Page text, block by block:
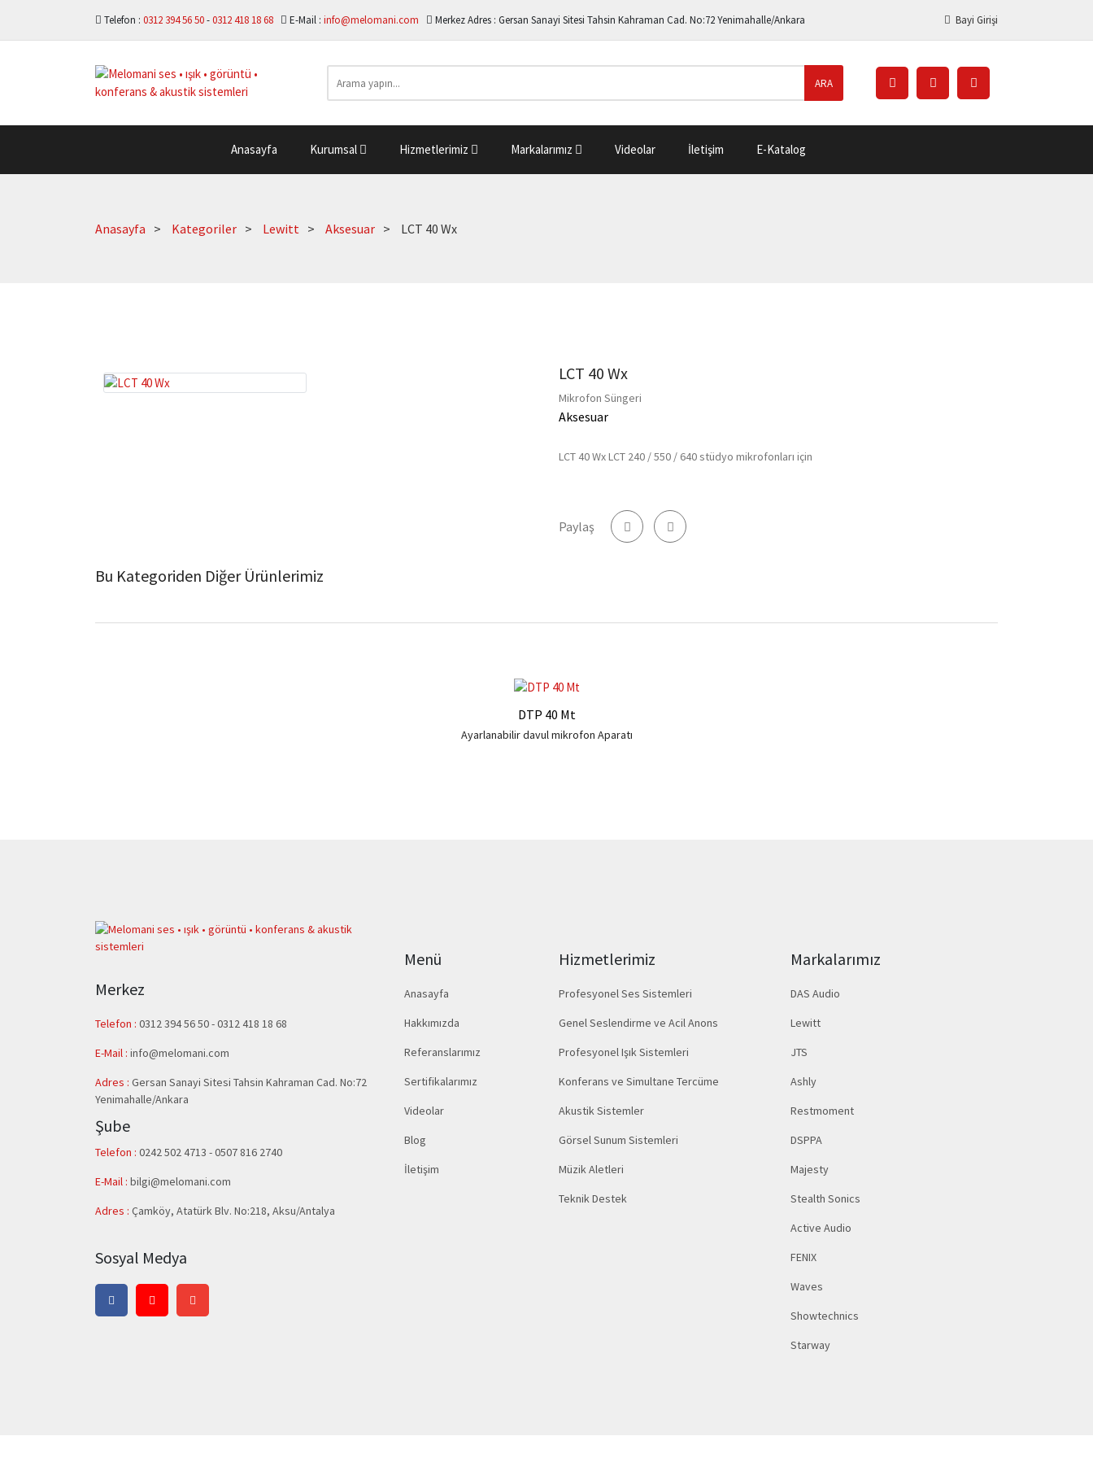
Telefon : 0312 394 56 50-0312 418 18 68 E-Mail : info@melomani.com Merkez Adres : Gersan Sanayi Sitesi Tahsin Kahraman Cad. No:72 Yenimahalle/Ankara Bayi Girişi
ARA
Anasayfa Kurumsal Hizmetlerimiz Markalarımız Videolar İletişim E-Katalog
Anasayfa Kategoriler Lewitt Aksesuar LCT 40 Wx
LCT 40 Wx
Mikrofon Süngeri
Aksesuar
LCT 40 Wx LCT 240 / 550 / 640 stüdyo mikrofonları için
Paylaş
Bu Kategoriden Diğer Ürünlerimiz
DTP 40 Mt
Ayarlanabilir davul mikrofon Aparatı
Merkez
Telefon : 0312 394 56 50-0312 418 18 68
E-Mail : info@melomani.com
Adres : Gersan Sanayi Sitesi Tahsin Kahraman Cad. No:72
Yenimahalle/Ankara
Şube
Telefon : 0242 502 4713 - 0507 816 2740
E-Mail : bilgi@melomani.com
Adres : Çamköy, Atatürk Blv. No:218, Aksu/Antalya
Sosyal Medya
Menü
Anasayfa
Hakkımızda
Referanslarımız
Sertifikalarımız
Videolar
Blog
İletişim
Hizmetlerimiz
Profesyonel Ses Sistemleri
Genel Seslendirme ve Acil Anons
Profesyonel Işık Sistemleri
Konferans ve Simultane Tercüme
Akustik Sistemler
Görsel Sunum Sistemleri
Müzik Aletleri
Teknik Destek
Markalarımız
DAS Audio
Lewitt
JTS
Ashly
Restmoment
DSPPA
Majesty
Stealth Sonics
Active Audio
FENIX
Waves
Showtechnics
Starway